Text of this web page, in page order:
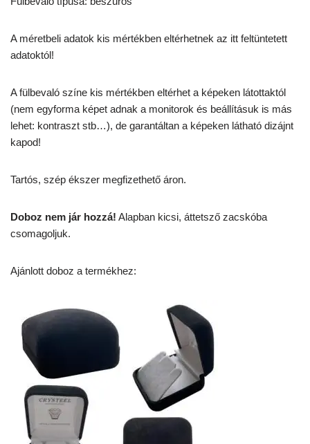
A méretbeli adatok kis mértékben eltérhetnek az itt feltüntetett
adatoktól!
A fülbevaló színe kis mértékben eltérhet a képeken látottaktól
(nem egyforma képet adnak a monitorok és beállításuk is más
lehet: kontraszt stb…), de garantáltan a képeken látható dizájnt
kapod!
Tartós, szép ékszer megfizethető áron.
Doboz nem jár hozzá! Alapban kicsi, áttetsző zacskóba
csomagoljuk.
Ajánlott doboz a termékhez: